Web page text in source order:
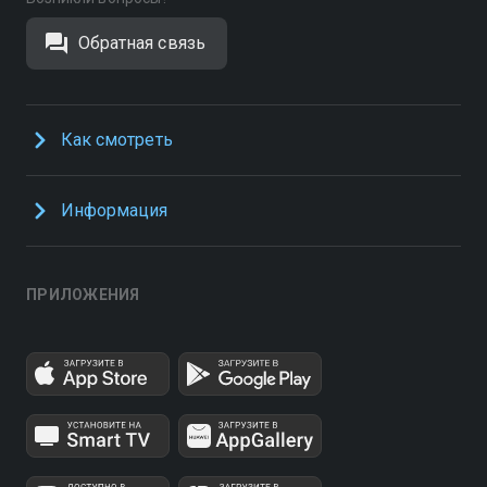
Обратная связь
Как смотреть
Информация
ПРИЛОЖЕНИЯ